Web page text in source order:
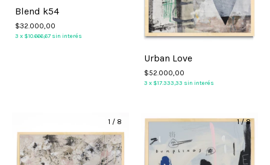
Blend k54
$32.000,00
3 x $10.666,67 sin interés
Urban Love
$52.000,00
3 x $17.333,33 sin interés
1 / 8 1/8